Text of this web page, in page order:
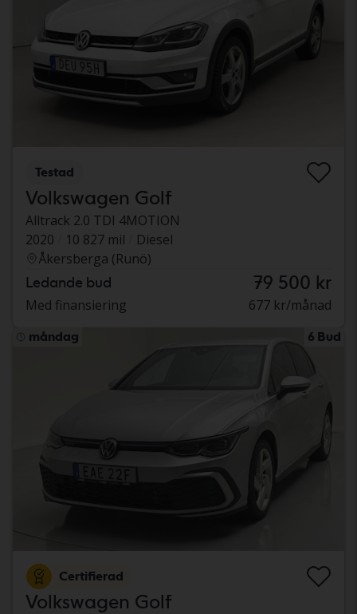
Testad
Volkswagen Golf
Alltrack 2.0 TDI 4MOTION
2020
10 827 mil
Diesel
Åkersberga (Runö)
Ledande bud 79 500 kr
Med finansiering 677 kr/månad
måndag 6 Bud
Certifierad
Volkswagen Golf